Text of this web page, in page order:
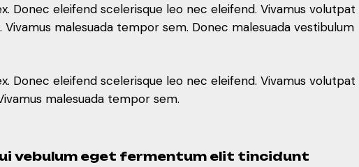
malesuada tempor sem.
vebulum eget fermentum elit tincidunt
eleifend scelerisque leo nec eleifend. Vivamus volutpat
malesuada tempor sem. Donec malesuada vestibulum
eleifend scelerisque leo nec eleifend. Vivamus volutpat
malesuada tempor sem.
vebulum eget fermentum elit tincidunt